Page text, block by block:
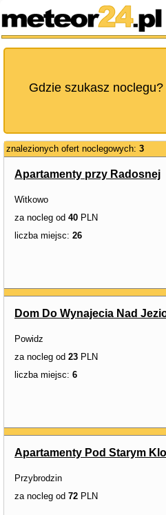
Gdzie szukasz noclegu?
znalezionych ofert noclegowych: 3
Apartamenty przy Radosnej
Witkowo
za nocleg od 40 PLN
liczba miejsc: 26
Dom Do Wynajecia Nad
Powidz
za nocleg od 23 PLN
liczba miejsc: 6
Apartamenty Pod Starym
Przybrodzin
za nocleg od 72 PLN